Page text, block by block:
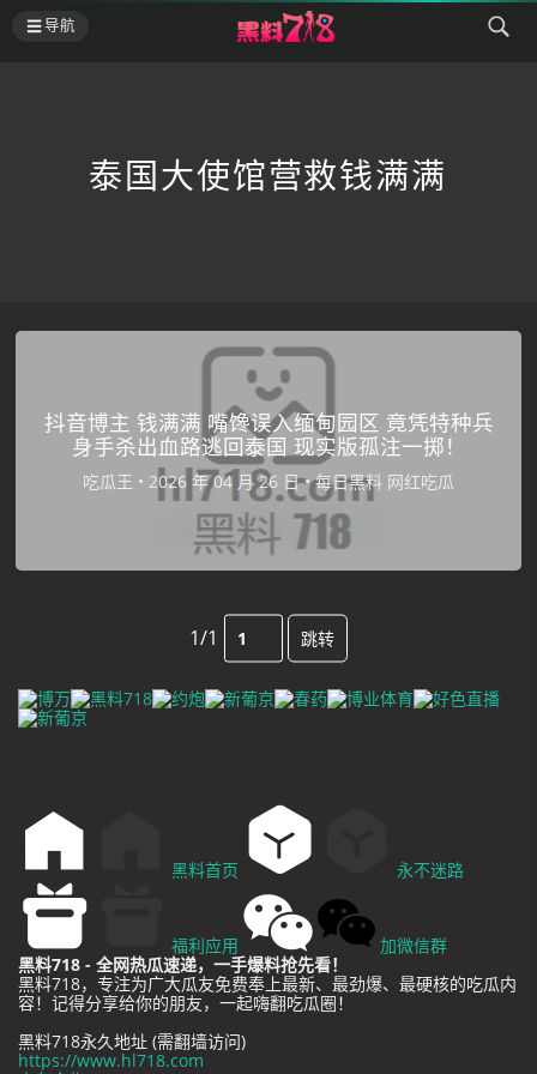
导航
泰国大使馆营救钱满满
抖音博主 钱满满 嘴馋误入缅甸园区 竟凭特种兵
身手杀出血路逃回泰国 现实版孤注一掷！
吃瓜王 • •每日黑料 网红吃瓜
1/1 跳转
黑料首页 永不迷路
福利应用
加微信群
黑料718 - 全网热瓜速递，一手爆料抢先看！
黑料718，专注为广大瓜友免费奉上最新、最劲爆、最硬核的吃瓜内
容！记得分享给你的朋友，一起嗨翻吃瓜圈！
黑料718永久地址 (需翻墙访问)
https://www.hl718.com